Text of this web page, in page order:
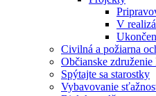
V
Civilná a požiarna
Občianske
Spýtajte sa starostky
Vybavovanie